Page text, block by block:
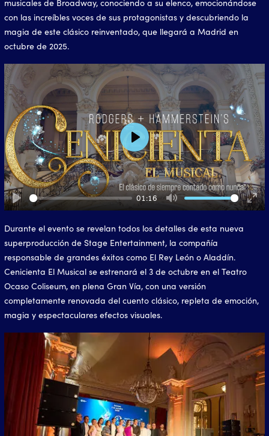
musicales de Broadway, conociendo a su elenco, emocionándose
con las increíbles voces de sus protagonistas y descubriendo la
magia de este clásico reinventado, que llegará a Madrid en
octubre de 2025.
Play
01:16
Mute
Play
Durante el evento se revelan todos los detalles de esta nueva
superproducción de Stage Entertainment, la compañía
responsable de grandes éxitos como El Rey León o Aladdín.
Cenicienta El Musical se estrenará el 3 de octubre en el Teatro
Ocaso Coliseum, en plena Gran Vía, con una versión
completamente renovada del cuento clásico, repleta de emoción,
magia y espectaculares efectos visuales.